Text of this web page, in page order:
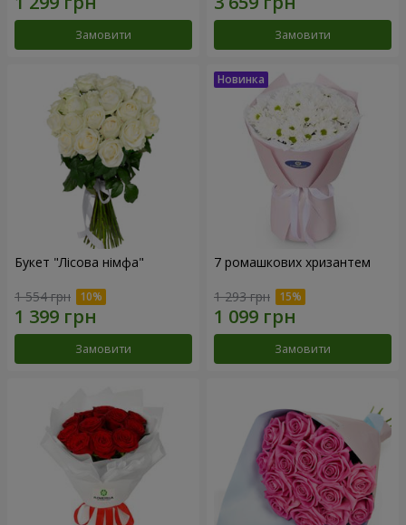
Замовити Замовити
Букет "Лісова німфа"
1 554 грн
Замовити
7 ромашкових хризантем
1 293 грн
Замовити